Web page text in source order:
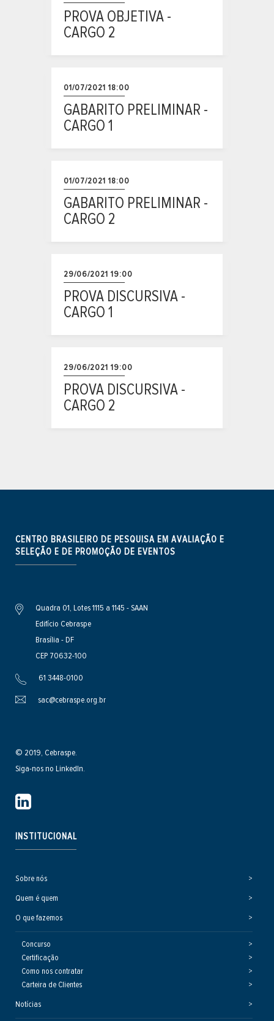
PROVA OBJETIVA -
CARGO 2
01/07/2021 18:00
GABARITO PRELIMINAR -
CARGO 1
01/07/2021 18:00
GABARITO PRELIMINAR -
CARGO 2
29/06/2021 19:00
PROVA DISCURSIVA -
CARGO 1
29/06/2021 19:00
PROVA DISCURSIVA -
CARGO 2
CENTRO BRASILEIRO DE PESQUISA EM AVALIAÇÃO E
SELEÇÃO E DE PROMOÇÃO DE EVENTOS
Quadra 01, Lotes 1115 a 1145 - SAAN
Edifício Cebraspe
Brasília - DF
CEP 70632-100
61 3448-0100
sac@cebraspe.org.br
© 2019, Cebraspe.
Siga-nos no LinkedIn.
INSTITUCIONAL
Sobre nós
Quem é quem
O que fazemos
Concurso
Certificação
Como nos contratar
Carteira de Clientes
Notícias